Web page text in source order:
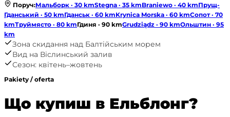
Поруч:Мальборк · 30 kmStegna · 35 kmBraniewo · 40 kmПрущ-
Гданський · 50 kmГданськ · 60 kmKrynica Morska · 60 kmСопот · 70
kmТруймясто · 80 kmГдиня · 90 kmGrudziądz · 90 kmОльштин · 95
km
Зона скидання над Балтійським морем
Вид на Віслинський залив
Сезон: квітень–жовтень
Pakiety / oferta
Що купиш в Ельблонг?